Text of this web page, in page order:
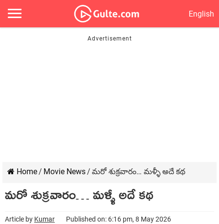
English
Home/ Movie News/ మరో శుక్రవారం… మళ్ళీ అదే కథ
మరో శుక్రవారం… మళ్ళీ అదే కథ
Article by Kumar Published on: 6:16 pm, 8 May 2026